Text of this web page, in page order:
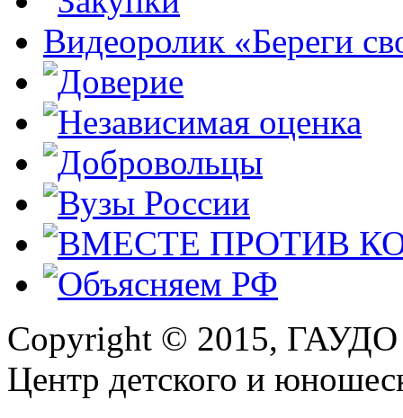
Видеоролик «Береги
Copyright © 2015, ГАУДО
Центр детского и